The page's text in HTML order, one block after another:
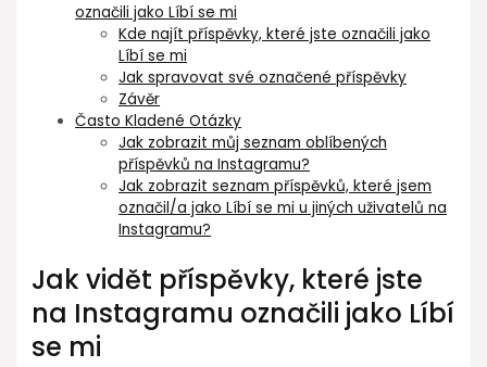
označili jako Líbí se mi
Kde najít příspěvky, které jste označili jako
Líbí se mi
Jak spravovat své označené příspěvky
Závěr
Často Kladené Otázky
Jak zobrazit můj seznam oblíbených
příspěvků na Instagramu?
Jak zobrazit seznam příspěvků, které jsem
označil/a jako Líbí se mi u jiných uživatelů na
Instagramu?
Jak vidět příspěvky, které jste
na Instagramu označili jako Líbí
se mi